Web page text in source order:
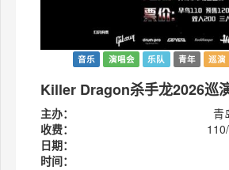
音乐 演唱会 乐队 青年 巡演
Killer Dragon杀手龙2026巡
主办：
青
收费：
日期：
时间：